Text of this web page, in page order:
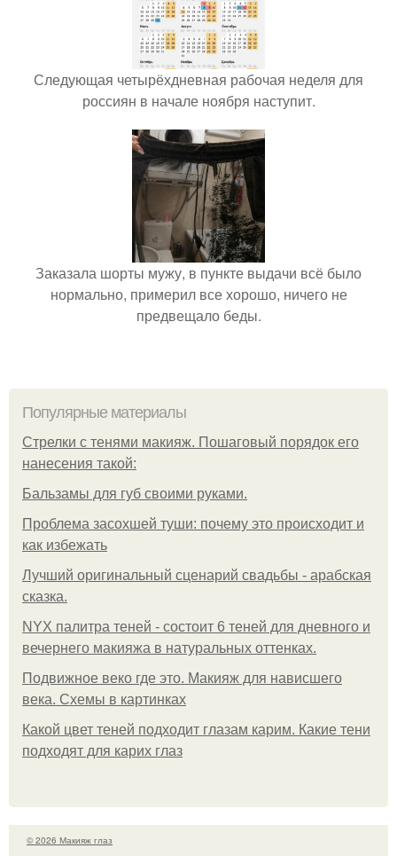
Следующая четырёхдневная рабочая неделя для
россиян в начале ноября наступит.
Заказала шорты мужу, в пункте выдачи всё было
нормально, примерил все хорошо, ничего не
предвещало беды.
Популярные материалы
Стрелки с тенями макияж. Пошаговый порядок его
нанесения такой:
Бальзамы для губ своими руками.
Проблема засохшей туши: почему это происходит и
как избежать
Лучший оригинальный сценарий свадьбы - арабская
сказка.
NYX палитра теней - состоит 6 теней для дневного и
вечернего макияжа в натуральных оттенках.
Подвижное веко где это. Макияж для нависшего
века. Схемы в картинках
Какой цвет теней подходит глазам карим. Какие тени
подходят для карих глаз
© 2026 Макияж глаз